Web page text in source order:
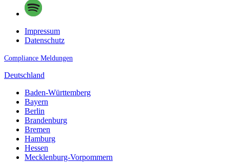
Impressum
Datenschutz
Compliance Meldungen
Deutschland
Baden-Württemberg
Bayern
Berlin
Brandenburg
Bremen
Hamburg
Hessen
Mecklenburg-Vorpommern